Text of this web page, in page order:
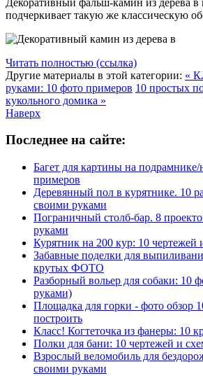
подчеркивает такую же классическую
Читать полностью (ссылка)
Другие материалы в этой категории: «
руками: 10 фото примеров 10 простых
кукольного домика »
Наверх
Последнее на сайте:
Багет для картины на подрамнике/
примеров
Деревянный пол в курятнике. 10
своими руками
Пограничный столб-бар. 8
руками
Курятник на 200 кур: 10 чертежей
Забавные поделки для
крутых ФОТО
Разборный вольер для собаки: 10
руками)
Площадка для горки - фото обзор
построить
Класс! Когтеточка из фанеры: 10
Полки для бани: 10 чертежей и
Взрослый веломобиль для
своими руками